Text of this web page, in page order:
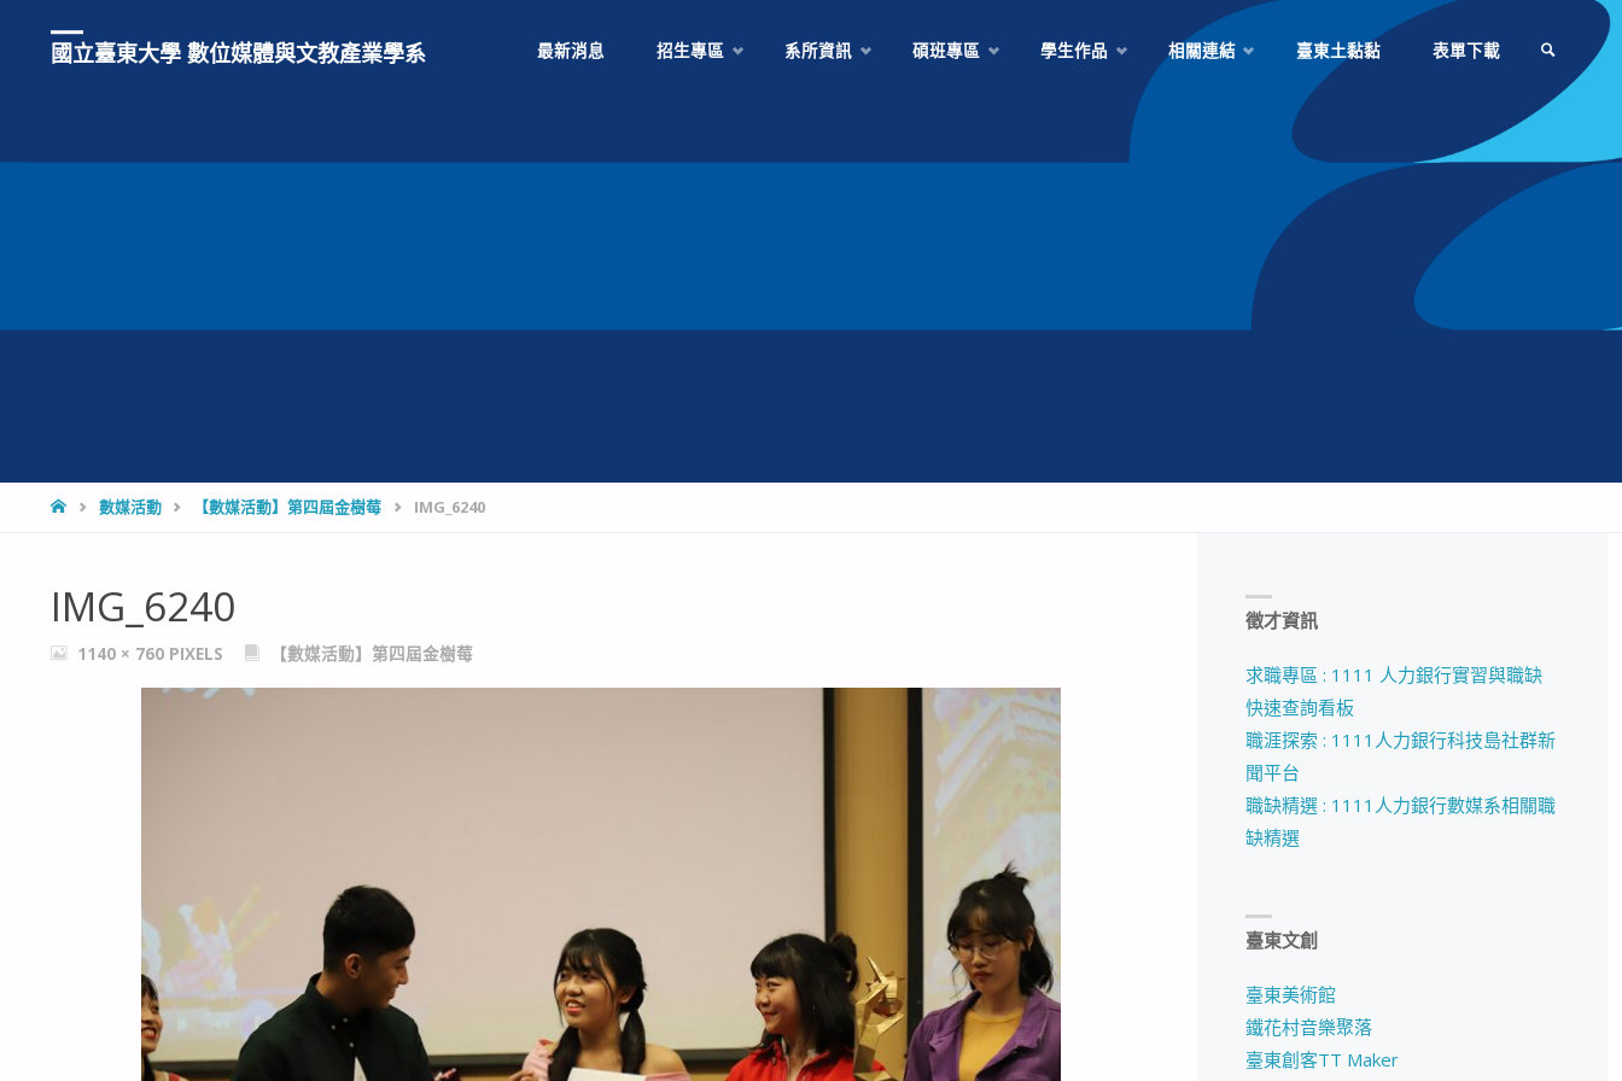
國立臺東大學 數位媒體與文教產業學系 最新消息 招生專區 系所資訊 碩班專區 學生作品 相關連結 臺東土黏黏 表單下載
HOME數媒活動 【數媒活動】第四屆金樹莓 IMG_6240
IMG_6240
FULL1140 × 760 PIXELS 【數媒活動】第四屆金樹莓
徵才資訊
求職專區 : 1111 人力銀行實習與職缺
快速查詢看板
職涯探索 : 1111人力銀行科技島社群新
聞平台
職缺精選 : 1111人力銀行數媒系相關職
缺精選
臺東文創
臺東美術館
鐵花村音樂聚落
臺東創客TT Maker